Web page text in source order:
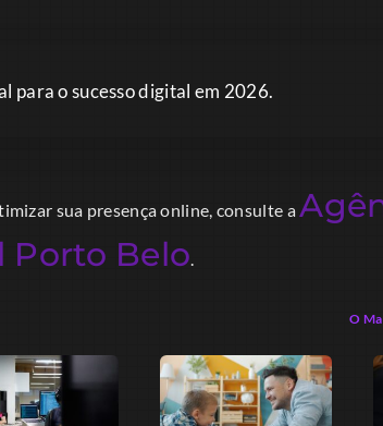
para o sucesso digital em 2026.
sua presença online, consulte a
Porto Belo
O